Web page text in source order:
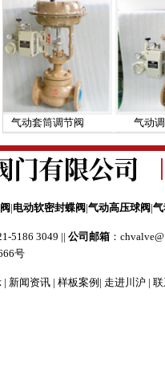
气动套筒调节阀 气动调
|电动软密封蝶阀 |气动高压球阀 |
5186 3049 || 公司邮箱 ：
号
| 新闻资讯 | 样板案例 | 走进川沪 |